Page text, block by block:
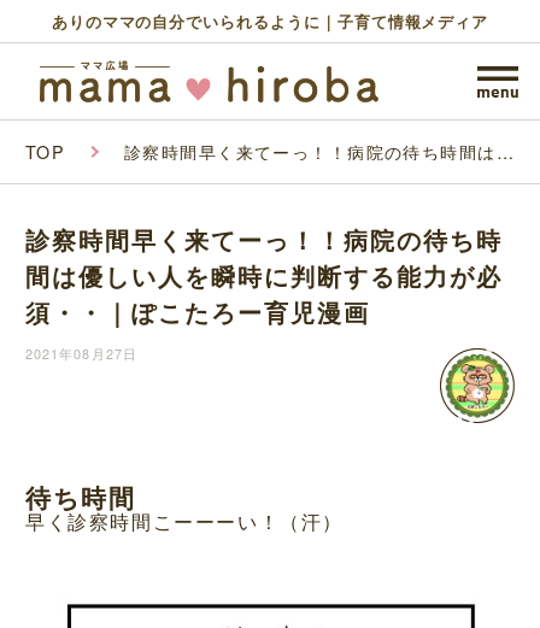
ありのママの自分でいられるように｜子育て情報メディア
TOP 診察時間早く来てーっ！！病院の待ち時間は優
たろー育児漫画
診察時間早く来てーっ！！病院の待ち時
間は優しい人を瞬時に判断する能力が必
須・・｜ぽこたろー育児漫画
2021年08月27日
待ち時間
早く診察時間こーーーい！（汗）